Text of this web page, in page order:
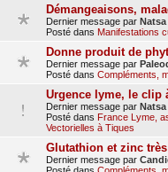
Démangeaisons,
Dernier message par Natsa
Posté dans Manifestations
Donne produit de
Dernier message par
Posté dans Compléments,
Urgence lyme, le clip
Dernier message par Natsa
Posté dans France Lyme,
Vectorielles à Tiques
Glutathion et zinc
Dernier message par
Posté dans Compléments,